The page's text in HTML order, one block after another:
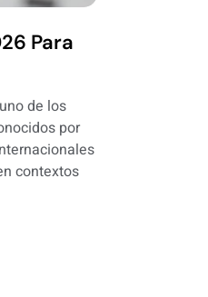
Para
de los
por
contextos